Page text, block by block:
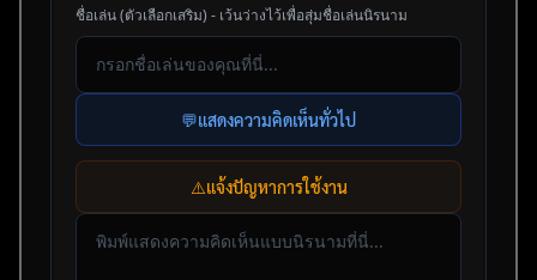
ชื่อเล่น (ตัวเลือกเสริม) - เว้นว่างไว้เพื่อสุ่มชื่อเล่นนิรนาม
💬แสดงความคิดเห็นทั่วไป
⚠️แจ้งปัญหาการใช้งาน